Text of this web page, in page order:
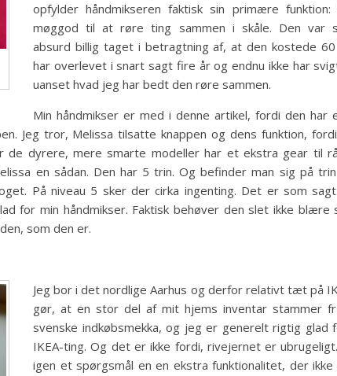
opfylder håndmikseren faktisk sin primære
møggod til at røre ting sammen i skåle. Den var
absurd billig taget i betragtning af, at den kostede
har overlevet i snart sagt fire år og endnu ikke har
uanset hvad jeg har bedt den røre sammen.
Min håndmikser er med i denne artikel, fordi den har
Jeg tror, Melissa tilsatte knappen og dens funktion,
de dyrere, mere smarte modeller har et ekstra gear til
en sådan. Den har 5 trin. Og befinder man sig på
På niveau 5 sker der cirka ingenting. Det er som
for min håndmikser. Faktisk behøver den slet ikke blære
som den er.
Jeg bor i det nordlige Aarhus og derfor relativt tæt på
gør, at en stor del af mit hjems inventar stammer
svenske indkøbsmekka, og jeg er generelt rigtig glad
IKEA-ting. Og det er ikke fordi, rivejernet er
igen et spørgsmål en en ekstra funktionalitet, der